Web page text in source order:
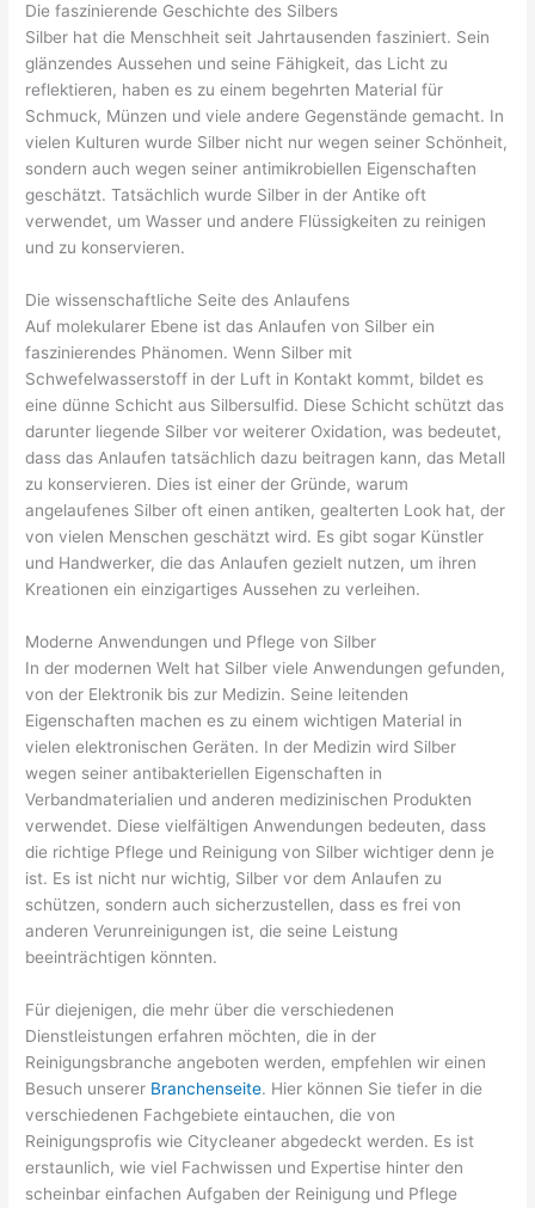
Die faszinierende Geschichte des Silbers
Silber hat die Menschheit seit Jahrtausenden fasziniert. Sein
glänzendes Aussehen und seine Fähigkeit, das Licht zu
reflektieren, haben es zu einem begehrten Material für
Schmuck, Münzen und viele andere Gegenstände gemacht. In
vielen Kulturen wurde Silber nicht nur wegen seiner Schönheit,
sondern auch wegen seiner antimikrobiellen Eigenschaften
geschätzt. Tatsächlich wurde Silber in der Antike oft
verwendet, um Wasser und andere Flüssigkeiten zu reinigen
und zu konservieren.
Die wissenschaftliche Seite des Anlaufens
Auf molekularer Ebene ist das Anlaufen von Silber ein
faszinierendes Phänomen. Wenn Silber mit
Schwefelwasserstoff in der Luft in Kontakt kommt, bildet es
eine dünne Schicht aus Silbersulfid. Diese Schicht schützt das
darunter liegende Silber vor weiterer Oxidation, was bedeutet,
dass das Anlaufen tatsächlich dazu beitragen kann, das Metall
zu konservieren. Dies ist einer der Gründe, warum
angelaufenes Silber oft einen antiken, gealterten Look hat, der
von vielen Menschen geschätzt wird. Es gibt sogar Künstler
und Handwerker, die das Anlaufen gezielt nutzen, um ihren
Kreationen ein einzigartiges Aussehen zu verleihen.
Moderne Anwendungen und Pflege von Silber
In der modernen Welt hat Silber viele Anwendungen gefunden,
von der Elektronik bis zur Medizin. Seine leitenden
Eigenschaften machen es zu einem wichtigen Material in
vielen elektronischen Geräten. In der Medizin wird Silber
wegen seiner antibakteriellen Eigenschaften in
Verbandmaterialien und anderen medizinischen Produkten
verwendet. Diese vielfältigen Anwendungen bedeuten, dass
die richtige Pflege und Reinigung von Silber wichtiger denn je
ist. Es ist nicht nur wichtig, Silber vor dem Anlaufen zu
schützen, sondern auch sicherzustellen, dass es frei von
anderen Verunreinigungen ist, die seine Leistung
beeinträchtigen könnten.
Für diejenigen, die mehr über die verschiedenen
Dienstleistungen erfahren möchten, die in der
Reinigungsbranche angeboten werden, empfehlen wir einen
Besuch unserer Branchenseite. Hier können Sie tiefer in die
verschiedenen Fachgebiete eintauchen, die von
Reinigungsprofis wie Citycleaner abgedeckt werden. Es ist
erstaunlich, wie viel Fachwissen und Expertise hinter den
scheinbar einfachen Aufgaben der Reinigung und Pflege